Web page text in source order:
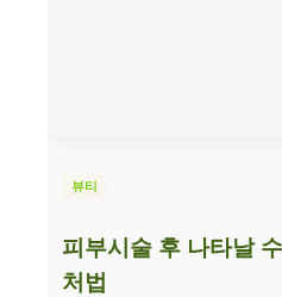
뷰티
피부시술 후 나타날
처법